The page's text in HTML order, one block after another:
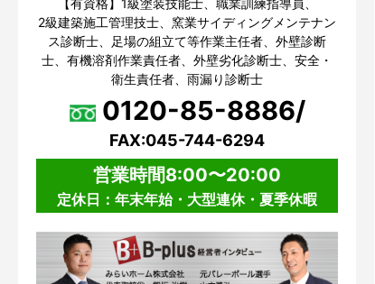
【有資格】1級塗装技能士、職業訓練指導員、
2級建築施工管理技士、窯業サイディングメンテナン
ス診断士、足場の組立て等作業主任者、外壁診断
士、有機溶剤作業責任者、外壁劣化診断士、安全・
衛生責任者、雨漏り診断士
0120-85-8886/
FAX:045-744-6294
営業時間8:00〜20:00
定休日：年末年始・大型連休・夏季休暇